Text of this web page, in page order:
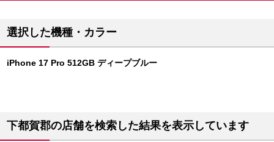
選択した機種・カラー
iPhone 17 Pro 512GB ディープブルー
下都賀郡の店舗を検索した結果を表示しています